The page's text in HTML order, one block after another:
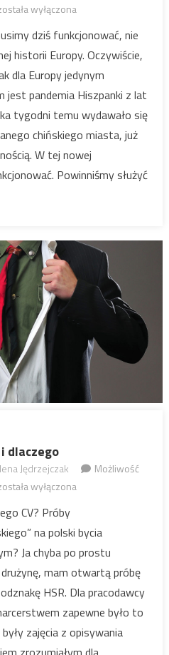
wyłączona
dziś funkcjonować, nie
historii Europy. Oczywiście,
dla Europy jedynym
jest pandemia Hiszpanki z lat
tygodni temu wydawało się
chińskiego miasta, już
W tej nowej
Powinniśmy służyć
dlaczego
Jędrzejczak
Możliwość
wyłączona
CV? Próby
na polski bycia
Ja chyba po prostu
mam otwartą próbę
HSR. Dla pracodawcy
zapewne było to
zajęcia z opisywania